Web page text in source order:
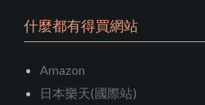
什麼都有得買網站
Amazon
日本樂天(國際站)